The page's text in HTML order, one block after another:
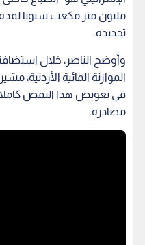
تجديده.
الموازنة المائية الأردنية،
مصادره.